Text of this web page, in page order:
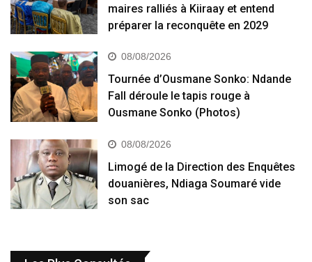
maires ralliés à Kiiraay et entend
préparer la reconquête en 2029
08/08/2026
Tournée d’Ousmane Sonko: Ndande
Fall déroule le tapis rouge à
Ousmane Sonko (Photos)
08/08/2026
Limogé de la Direction des Enquêtes
douanières, Ndiaga Soumaré vide
son sac